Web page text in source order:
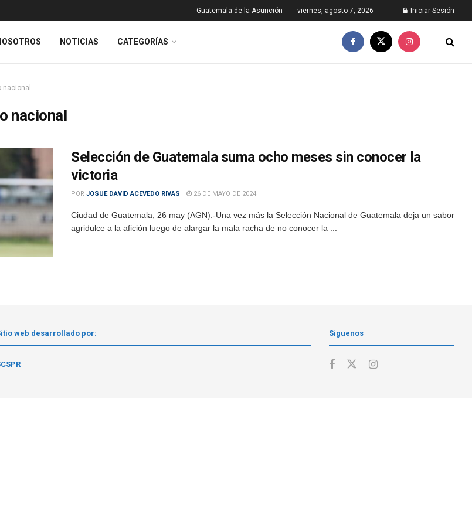
Guatemala de la Asunción viernes, agosto 7, 2026 Iniciar Sesión
NOTICIAS CATEGORÍAS
nacional
nacional
Selección de Guatemala suma ocho meses sin conocer la
victoria
POR JOSUE DAVID ACEVEDO RIVAS 26 DE MAYO DE 2024
Ciudad de Guatemala, 26 may (AGN).-Una vez más la Selección Nacional de Guatemala deja un sabor
agridulce a la afición luego de alargar la mala racha de no conocer la ...
web desarrollado por: Síguenos